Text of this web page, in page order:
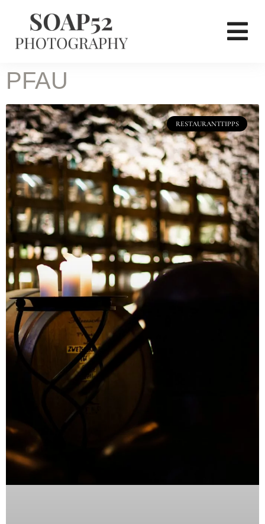
PFAU
RESTAURANTTIPPS